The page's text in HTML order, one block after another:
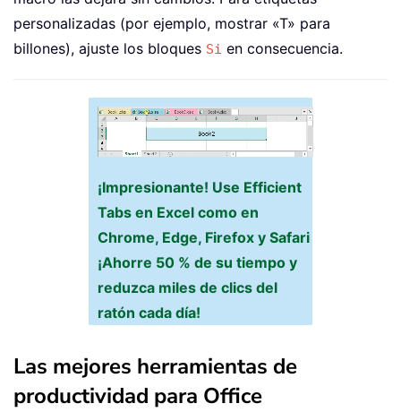
personalizadas (por ejemplo, mostrar «T» para
billones), ajuste los bloques Si en consecuencia.
¡Impresionante! Use Efficient
Tabs en Excel como en
Chrome, Edge, Firefox y Safari
¡Ahorre 50 % de su tiempo y
reduzca miles de clics del
ratón cada día!
Las mejores herramientas de
productividad para Office